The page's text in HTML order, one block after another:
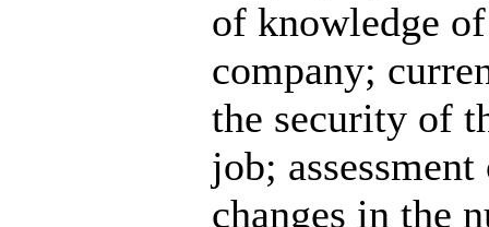
of knowledge
company;
the security of
job;
changes in the